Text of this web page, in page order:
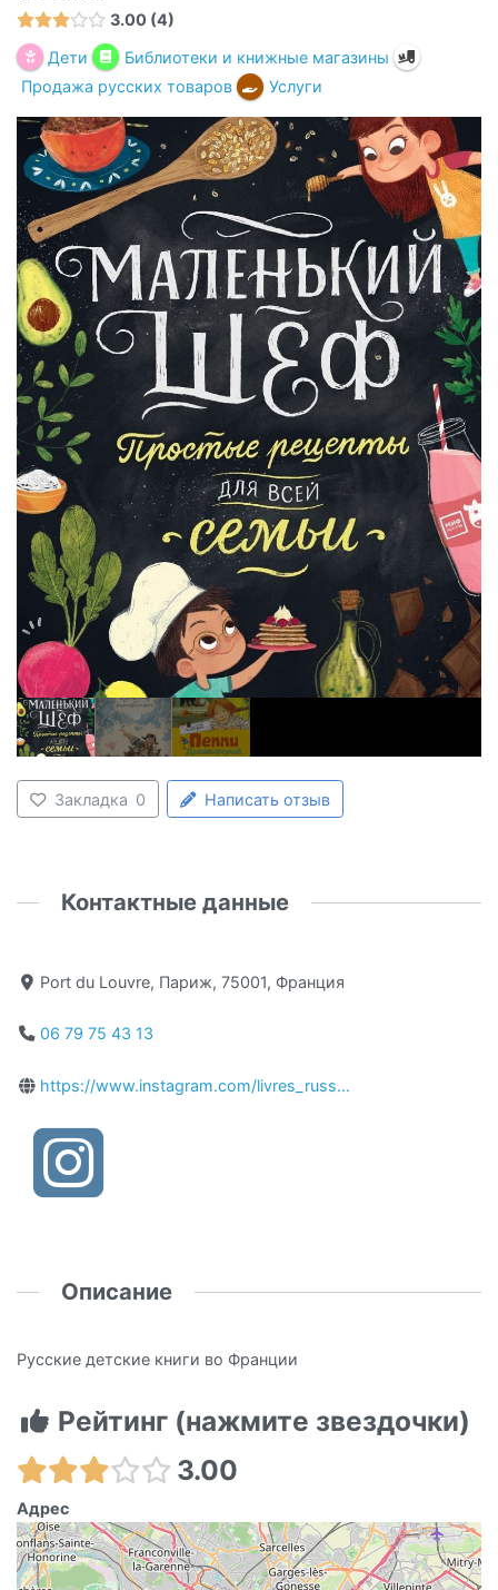
3.00 4
Дети
Библиотеки и книжные магазины
Продажа русских товаров
Услуги
Закладка 0 Написать отзыв
Контактные данные
Port du Louvre, Париж, 75001, Франция
06 79 75 43 13
https://www.instagram.com/livres_russ...
Описание
Русские детские книги во Франции
Рейтинг (нажмите звездочки)
3.00
Адрес